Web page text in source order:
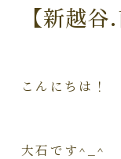
【新越谷
こんにちは！
大石です^_^